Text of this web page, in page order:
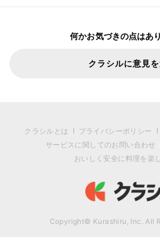
何かお気づきの点はあ
クラシルに意見
クラシルとは プライバシーポリシー
サービスに関してのお問い合わせ
おいしく安全に料理を楽
Copyright© Kurashiru, Inc. All